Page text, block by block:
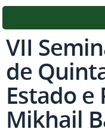
VII
de
Estado e
Mikhail